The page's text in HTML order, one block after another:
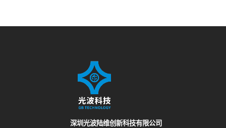
深圳光波陆维创新科技有限公司